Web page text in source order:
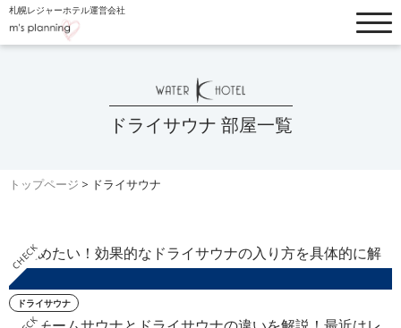
札幌レジャーホテル運営会社
ホテルリスト
客室・料金一覧
設備・オプション
ウォーターホテルK
フードメニュー
よくあるご質問
ドライサウナ 部屋一覧
トップページ > ドライサウナ
ドライサウナ